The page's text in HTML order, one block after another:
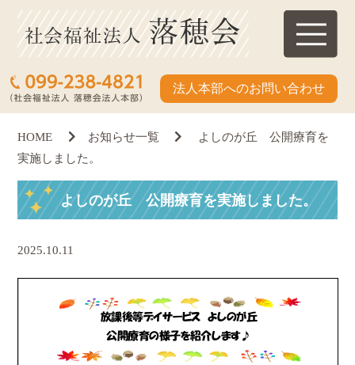
法人本部へのお問い合わせ
HOME お知らせ一覧
よしのが丘 公開療育を
実施しました。
よしのが丘 公開療育を実施しました。
2025.10.11